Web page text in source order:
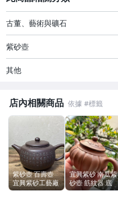
居家、家具與園藝
女裝與服飾配件
古董、藝術與礦石
紫砂壺
其他
店內相關商品
紫砂壺 百壽壺
宜興紫砂工藝廠
柴燒紫泥 140ml
宜興紫砂 南瓜紫
砂壺 筋紋器 底
部有章 無磕碰